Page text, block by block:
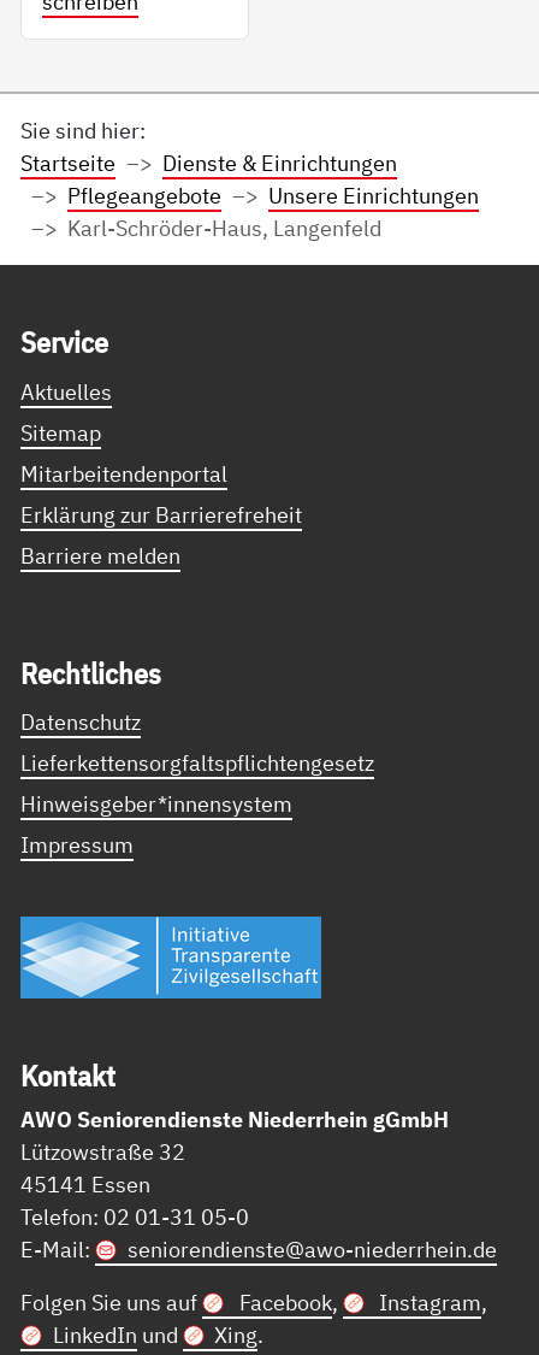
Sie sind hier:
Startseite
Dienste & Einrichtungen
Pflegeangebote
Unsere Einrichtungen
Karl-Schröder-Haus, Langenfeld
Ser­vice
Aktuelles
Sitemap
Mitarbeitendenportal
Erklärung zur Barrierefreheit
Barriere melden
Recht­li­ches
Datenschutz
Lieferkettensorgfaltspflichtengesetz
Hinweisgeber*innensystem
Impressum
Kon­takt
AWO Seniorendienste Niederrhein gGmbH
Lützowstraße 32
45141 Essen
Telefon: 02 01-31 05-0
E-Mail:
seniorendienste@awo-niederrhein.de
Folgen Sie uns auf
Facebook, Instagram,
LinkedIn und Xing.